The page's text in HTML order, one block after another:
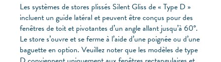
Les systèmes de stores plissés Silent Gliss de « Type D »
incluent un guide latéral et peuvent être conçus pour des
fenêtres de toit et pivotantes d’un angle allant jusqu’à 60°.
Le store s’ouvre et se ferme à l’aide d’une poignée ou d’une
baguette en option. Veuillez noter que les modèles de type